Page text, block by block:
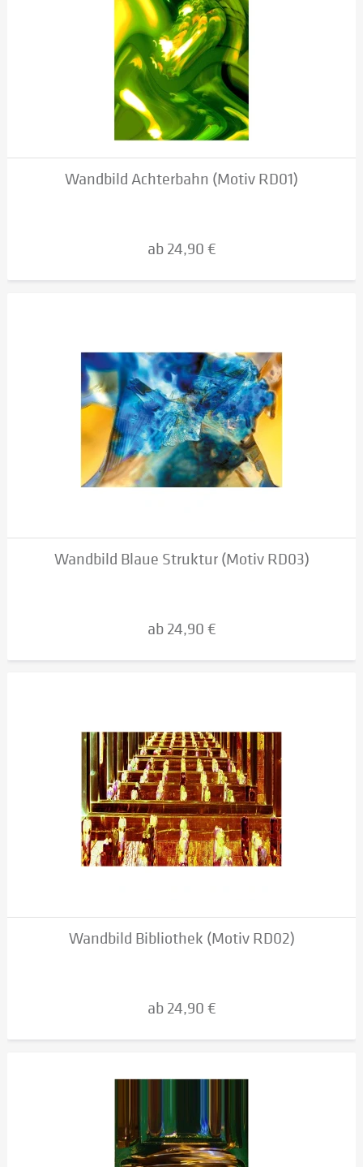
Wandbild Achterbahn (Motiv RD01)
ab 24,90 €
Wandbild Blaue Struktur (Motiv RD03)
ab 24,90 €
Wandbild Bibliothek (Motiv RD02)
ab 24,90 €